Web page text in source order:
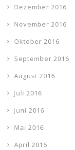
Dezember 2016
November 2016
Oktober 2016
September 2016
August 2016
Juli 2016
Juni 2016
Mai 2016
April 2016